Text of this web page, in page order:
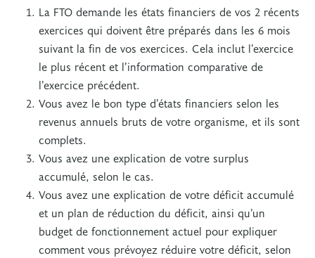
La FTO demande les états financiers de vos 2 récents
exercices qui doivent être préparés dans les 6 mois
suivant la fin de vos exercices. Cela inclut l’exercice
le plus récent et l’information comparative de
l’exercice précédent.
Vous avez le bon type d’états financiers selon les
revenus annuels bruts de votre organisme, et ils sont
complets.
Vous avez une explication de votre surplus
accumulé, selon le cas.
Vous avez une explication de votre déficit accumulé
et un plan de réduction du déficit, ainsi qu’un
budget de fonctionnement actuel pour expliquer
comment vous prévoyez réduire votre déficit, selon